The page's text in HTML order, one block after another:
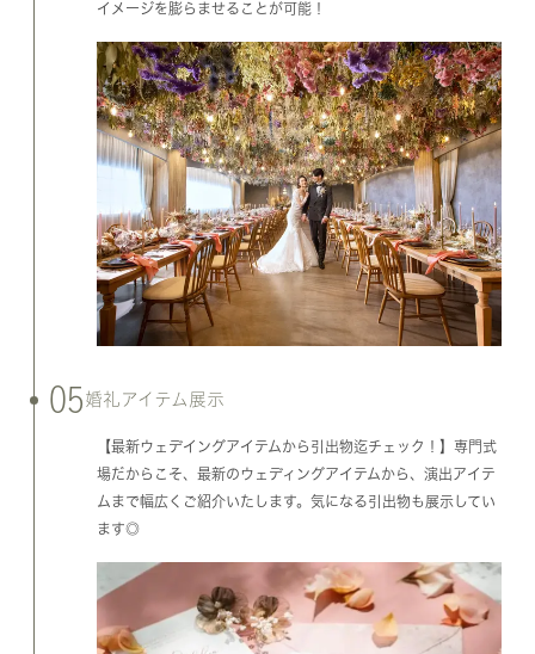
イメージを膨らませることが可能！
05 婚礼アイテム展示
【最新ウェデイングアイテムから引出物迄チェック！】専門式
場だからこそ、最新のウェディングアイテムから、演出アイテ
ムまで幅広くご紹介いたします。気になる引出物も展示してい
ます◎